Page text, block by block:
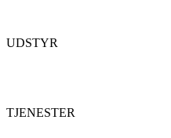
UDSTYR
TJENESTER